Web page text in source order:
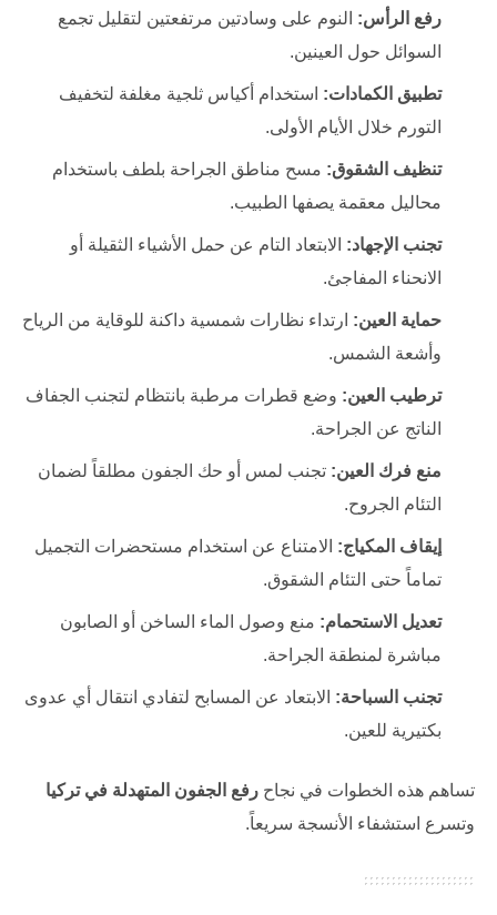
رفع الرأس: النوم على وسادتين مرتفعتين لتقليل تجمع
السوائل حول العينين.
تطبيق الكمادات: استخدام أكياس ثلجية مغلفة لتخفيف
التورم خلال الأيام الأولى.
تنظيف الشقوق: مسح مناطق الجراحة بلطف باستخدام
محاليل معقمة يصفها الطبيب.
تجنب الإجهاد: الابتعاد التام عن حمل الأشياء الثقيلة أو
الانحناء المفاجئ.
حماية العين: ارتداء نظارات شمسية داكنة للوقاية من الرياح
وأشعة الشمس.
ترطيب العين: وضع قطرات مرطبة بانتظام لتجنب الجفاف
الناتج عن الجراحة.
منع فرك العين: تجنب لمس أو حك الجفون مطلقاً لضمان
التئام الجروح.
إيقاف المكياج: الامتناع عن استخدام مستحضرات التجميل
تماماً حتى التئام الشقوق.
تعديل الاستحمام: منع وصول الماء الساخن أو الصابون
مباشرة لمنطقة الجراحة.
تجنب السباحة: الابتعاد عن المسابح لتفادي انتقال أي عدوى
بكتيرية للعين.
تساهم هذه الخطوات في نجاح رفع الجفون المتهدلة في تركيا
وتسرع استشفاء الأنسجة سريعاً.